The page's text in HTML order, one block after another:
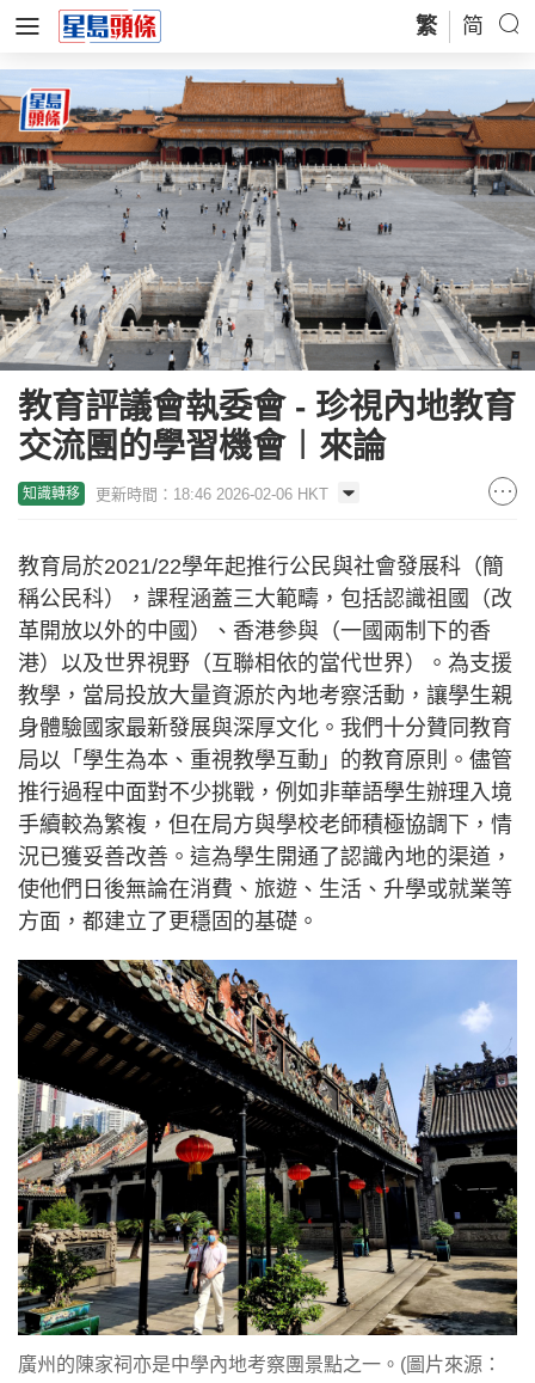
繁 简
教育評議會執委會 - 珍視內地教育
交流團的學習機會︱來論
知識轉移 更新時間：18:46 2026-02-06 HKT
教育局於2021/22學年起推行公民與社會發展科（簡
稱公民科），課程涵蓋三大範疇，包括認識祖國（改
革開放以外的中國）、香港參與（一國兩制下的香
港）以及世界視野（互聯相依的當代世界）。為支援
教學，當局投放大量資源於內地考察活動，讓學生親
身體驗國家最新發展與深厚文化。我們十分贊同教育
局以「學生為本、重視教學互動」的教育原則。儘管
推行過程中面對不少挑戰，例如非華語學生辦理入境
手續較為繁複，但在局方與學校老師積極協調下，情
況已獲妥善改善。這為學生開通了認識內地的渠道，
使他們日後無論在消費、旅遊、生活、升學或就業等
方面，都建立了更穩固的基礎。
廣州的陳家祠亦是中學內地考察團景點之一。(圖片來源：